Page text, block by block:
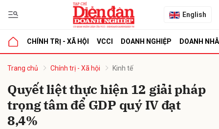
English
CHÍNH TRỊ - XÃ HỘI VCCI DOANH NGHIỆP DOANH
Trang chủ Chính trị - Xã hội Kinh tế
Quyết liệt thực hiện 12 giải pháp
trọng tâm để GDP quý IV đạt
8,4%
luận